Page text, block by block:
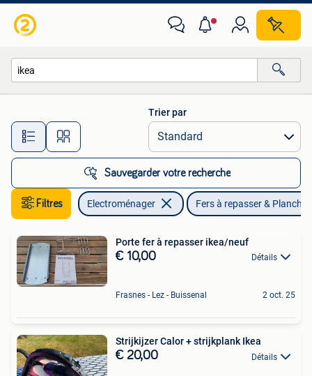
Toutes les distances…
Trier par
Sauvegarder votre recherche
Filtres Electroménager Fers à repasser &
Porte fer à repasser ikea/neuf
€ 10,00 Détails
Frasnes - Lez - Buissenal 2 oct. 25
Strijkijzer Calor + strijkplank Ikea
€ 20,00 Détails